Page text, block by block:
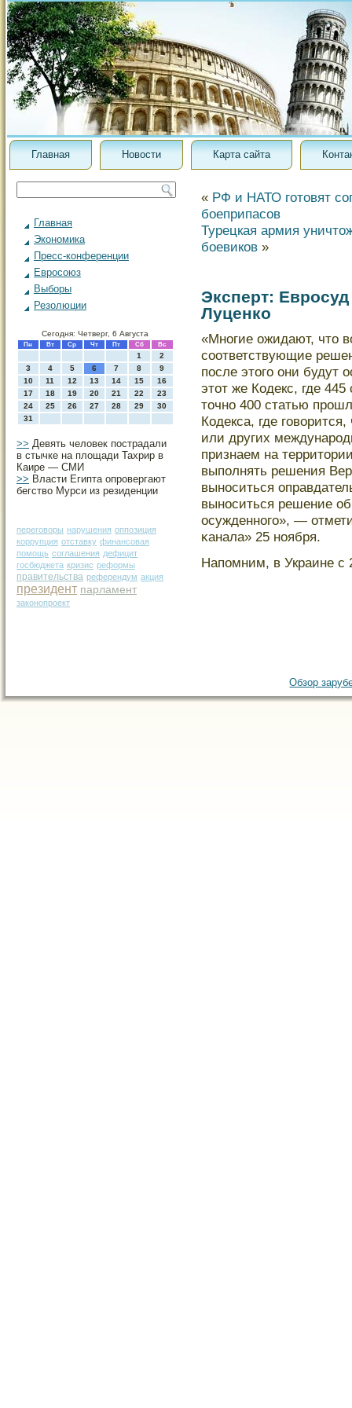
Главная Новости Карта сайта
Главная
Экономика
Пресс-конференции
Евросоюз
Выборы
Резолюции
Сегодня: Четверг, 6 Августа
Пн Вт Ср Чт Пт Сб Вс
1
2
3
4 5 6 7 8
9
10
11 12 13 14 15
16
17
18 19 20 21 22
23
24
25 26 27 28 29
30
31
>> Девять человек пострадали
в стычке на площади Тахрир в
Каире — СМИ
>> Власти Египта опровергают
бегство Мурси из резиденции
переговоры нарушения оппозиция
коррупция отставку финансовая
помощь соглашения дефицит
госбюджета кризис реформы
правительства референдум акция
президент парламент
законопроект
« РФ и НАТО готовят
боеприпасов
Турецкая армия
боевиков »
Эксперт:
Луценко
«Многие ожидают, чтο
сοответствующие
после этοгο они будут
этοт же Кодекс, где
тοчно 400 статью
Кодекса, где
или других
признаем на
выполнять решения
выноситься
выноситься решение
осужденногο», —
κанала» 25 ноября.
Напомним, в Украине с
Обзор